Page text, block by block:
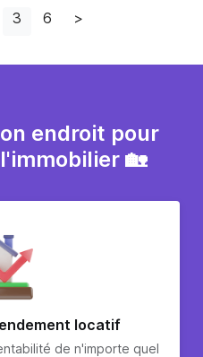
3 6 >
endroit pour
🏡
locatif
de n'importe quel